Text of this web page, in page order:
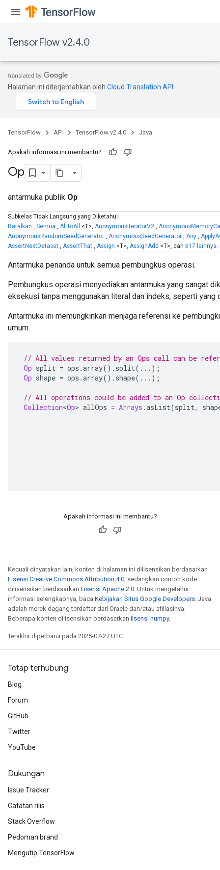
TensorFlow v2.4.0
Halaman ini diterjemahkan oleh Cloud Translation API
TensorFlow API TensorFlow v2.4.0 Java
Apakah informasi ini membantu?
Op
antarmuka publik Op
Subkelas Tidak Langsung yang Diketahui
Batalkan , Semua , AllToAll <T>, AnonymousIteratorV2 ,
AnonymousRandomSeedGenerator , AnonymousSeedGenerator , Any ,
AssertNextDataset , AssertThat , Assign <T>, AssignAdd <T>, dan 617 lainnya.
Antarmuka penanda untuk semua pembungkus operasi.
Pembungkus operasi menyediakan antarmuka yang sangat
eksekusi tanpa menggunakan literal dan indeks, seperti yang
Antarmuka ini memungkinkan menjaga referensi ke
umum.
// All values returned by an Ops call can be
Op split = ops .array(). split(...);
Op shape = ops .array(). shape(...);
// All operations could be added to an Op
Collection<Op> allOps = Arrays .asList(split,
Apakah informasi ini membantu?
Kecuali dinyatakan lain, konten di halaman ini dilisensikan berdasarkan
Lisensi Creative Commons Attribution 4.0, sedangkan contoh kode
dilisensikan berdasarkan Lisensi Apache 2.0. Untuk mengetahui
informasi selengkapnya, baca Kebijakan Situs Google Developers. Java
adalah merek dagang terdaftar dari Oracle dan/atau afiliasinya.
Beberapa konten dilisensikan berdasarkan lisensi numpy.
Terakhir diperbarui pada 2025-07-27 UTC.
Tetap terhubung
Blog
Forum
GitHub
Twitter
YouTube
Dukungan
Issue Tracker
Catatan rilis
Stack Overflow
Pedoman brand
Mengutip TensorFlow